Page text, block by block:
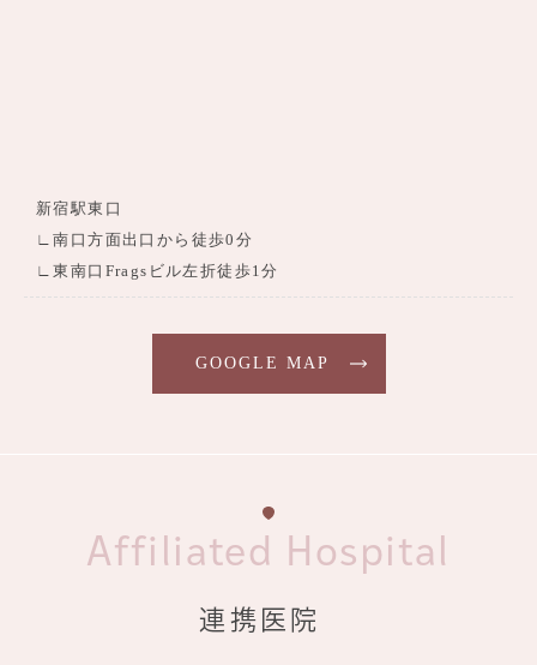
新宿駅東口
∟南口方面出口から徒歩0分
∟東南口Fragsビル左折徒歩1分
GOOGLE MAP
Affiliated Hospital
連携医院